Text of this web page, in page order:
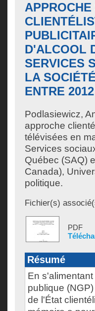
D'ALCOOL
SERVICES
LA
ENTRE
Podlasiewicz,
approche
télévisées en
Services
Québec (SAQ)
Canada),
politique.
Fichier(s)
PDF
Résumé
En
publique
de l'État